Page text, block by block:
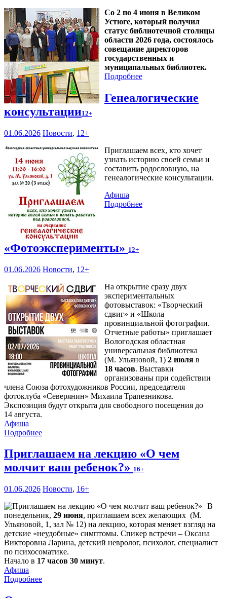
Со 2 по 4 июня в Великом
Устюге, который получил
статус библиотечной столицы
области 2026 года, состоялось
совещание директоров
государственных и
муниципальных библиотек.
Подробнее
Генеалогические
консультации12+
01.06.2026 Новости, 12+
Приглашаем всех, кто хочет
узнать историю своей семьи и
составить родословную, на
генеалогические консультации.
Афиша
Подробнее
«Фотоэксперименты» 12+
01.06.2026 Новости, 12+
На открытие сразу двух
экспериментальных
фотовыставок: «Творческий
сдвиг» и «Школа
провинциальной фотографии.
Отчетные работы» приглашает
Вологодская областная
универсальная библиотека
(М. Ульяновой, 1) 2 июля в
18 часов. Выставки
организованы при содействии
члена Союза фотохудожников России, председателя
фотоклуба «Северянин» Михаила Трапезникова.
Экспозиция будут открыта для свободного посещения до
14 августа.
Афиша
Подробнее
Приглашаем на лекцию «О чем
молчит ваш ребенок?» 16+
01.06.2026 Новости, 16+
В
понедельник, 29 июня, приглашаем всех желающих (М.
Ульяновой, 1, зал № 12) на лекцию, которая меняет взгляд на
детские «неудобные» симптомы. Спикер встречи – Оксана
Викторовна Ларина, детский невролог, психолог, специалист
по психосоматике.
Начало в 17 часов 30 минут.
Афиша
Подробнее